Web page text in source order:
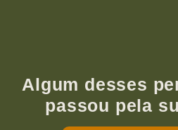
Algum desses
passou pela